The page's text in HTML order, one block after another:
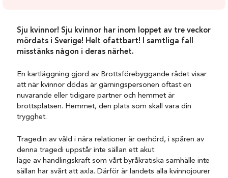
Sju kvinnor! Sju kvinnor har inom loppet av tre veckor
mördats i Sverige! Helt ofattbart! I samtliga fall
misstänks någon i deras närhet.
En kartläggning gjord av Brottsförebyggande rådet visar
att när kvinnor dödas är gärningspersonen oftast en
nuvarande eller tidigare partner och hemmet är
brottsplatsen. Hemmet, den plats som skall vara din
trygghet.
Tragedin av våld i nära relationer är oerhörd, i spåren av
denna tragedi uppstår inte sällan ett akut
läge av handlingskraft som vårt byråkratiska samhälle inte
sällan har svårt att axla. Därför är landets alla kvinnojourer